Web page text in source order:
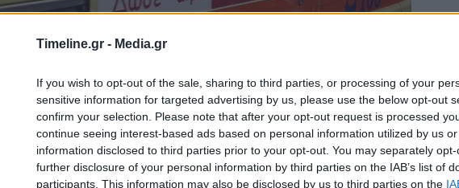
Timeline.gr - Media.gr
If you wish to opt-out of the sale, sharing to third parties, or processing of your
sensitive information for targeted advertising by us, please use the below opt-out
confirm your selection. Please note that after your opt-out request is processed
continue seeing interest-based ads based on personal information utilized by us
information disclosed to third parties prior to your opt-out. You may separately
further disclosure of your personal information by third parties on the IAB’s list of
participants. This information may also be disclosed by us to third parties on the